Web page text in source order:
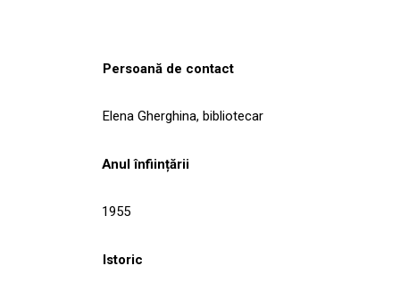
Persoană de contact
Elena Gherghina, bibliotecar
Anul înființării
1955
Istoric